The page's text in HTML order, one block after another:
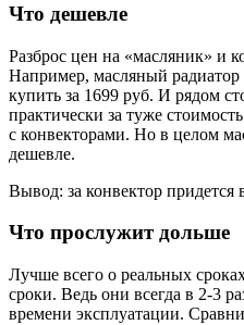
Что дешевле
Разброс цен на «масляник» и
Например, масляный
купить за 1699 руб. И рядом
практически за туже
с конвекторами. Но в целом
дешевле.
Вывод: за конвектор
Что прослужит дольше
Лучше всего о реальных
сроки. Ведь они всегда в 2-3
времени эксплуатации.